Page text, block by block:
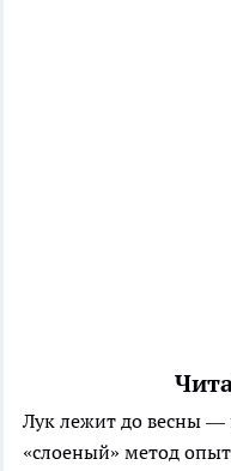
Лук лежит до весны —
«слоеный» метод